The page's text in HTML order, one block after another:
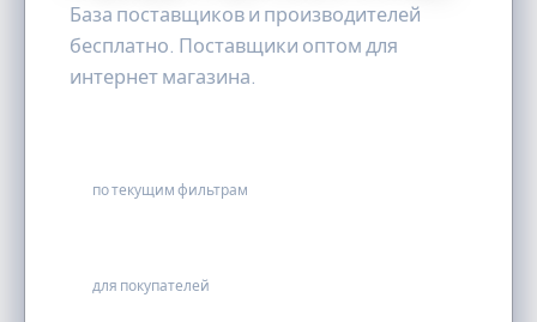
База поставщиков и производителей
бесплатно. Поставщики оптом для
интернет магазина.
по текущим фильтрам
для покупателей